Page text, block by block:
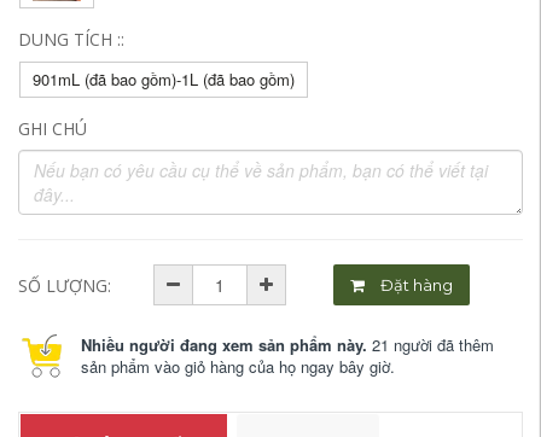
DUNG TÍCH ::
901mL (đã bao gồm)-1L (đã bao gồm)
GHI CHÚ
SỐ LƯỢNG: Đặt hàng
Nhiều người đang xem sản phẩm này. 21 người đã thêm
sản phẩm vào giỏ hàng của họ ngay bây giờ.